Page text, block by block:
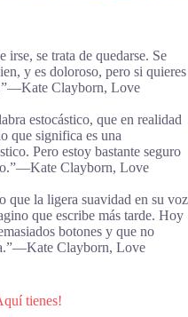
se trata de quedarse. Se
y es doloroso, pero si quieres
Clayborn, Love
estocástico, que en realidad
que significa es una
Pero estoy bastante seguro
Clayborn, Love
que la ligera suavidad en su voz
que escribe más tarde. Hoy
botones y que no
Clayborn, Love
tienes!